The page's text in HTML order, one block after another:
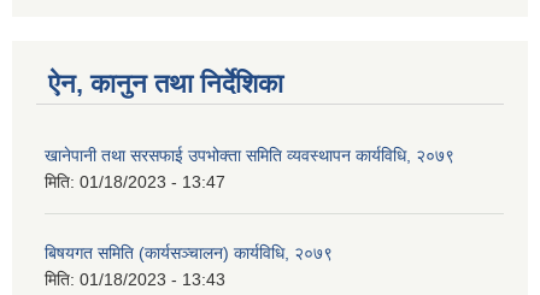
ऐन, कानुन तथा निर्देशिका
खानेपानी तथा सरसफाई उपभोक्ता समिति व्यवस्थापन कार्यविधि, २०७९
मिति: 01/18/2023 - 13:47
बिषयगत समिति (कार्यसञ्चालन) कार्यविधि, २०७९
मिति: 01/18/2023 - 13:43